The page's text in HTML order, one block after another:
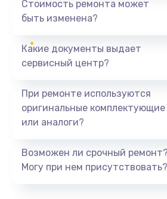
Замена разъёма
Замена кнопок
Заказать
Стоимость ремонта может
быть изменена?
Какие документы выдает
сервисный центр?
При ремонте используются
оригинальные комплектующие
или аналоги?
Возможен ли срочный ремонт?
Могу при нем присутствовать?